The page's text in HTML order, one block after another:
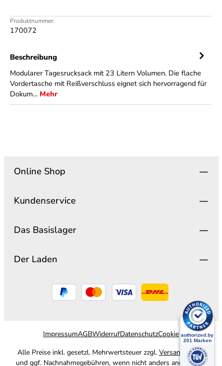
Produktnummer:
170072
Beschreibung
Modularer Tagesrucksack mit 23 Litern Volumen. Die flache
Vordertasche mit Reißverschluss eignet sich hervorragend für
Dokum… Mehr
Online Shop
Kundenservice
Das Basislager
Der Laden
ImpressumAGBWiderrufDatenschutzCookie
Alle Preise inkl. gesetzl. Mehrwertsteuer zzgl. Versandkosten
und ggf. Nachnahmegebühren, wenn nicht anders angegeben.